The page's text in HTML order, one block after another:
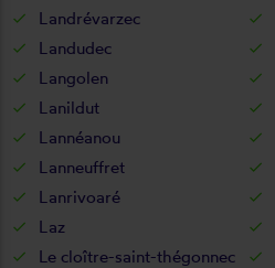
Landrévarzec
Landudec
Langolen
Lanildut
Lannéanou
Lanneuffret
Lanrivoaré
Laz
Le cloître-saint-thégonnec